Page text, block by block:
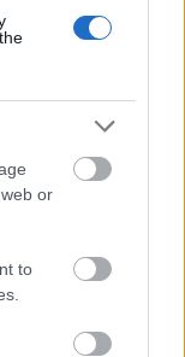
or
to
Zrt.
a
alaplemez-
a választ,
környezetben
Magyarország
repülőtér
bázis út- és